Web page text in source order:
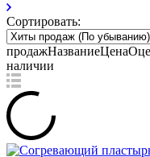
Сортировать:
продажНазваниеЦена
наличии